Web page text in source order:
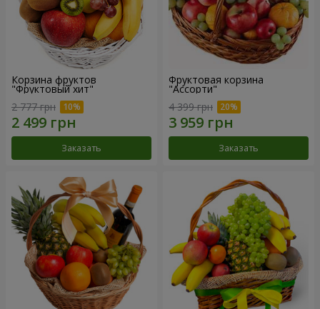
Корзина фруктов
"Фруктовый хит"
2 777 грн
Заказать
Фруктовая корзина
"Ассорти"
4 399 грн
Заказать